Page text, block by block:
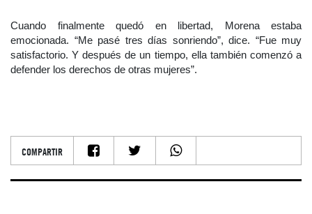
Cuando finalmente quedó en libertad, Morena estaba
emocionada. “Me pasé tres días sonriendo”, dice. “Fue muy
satisfactorio. Y después de un tiempo, ella también comenzó a
defender los derechos de otras mujeres”.
COMPARTIR